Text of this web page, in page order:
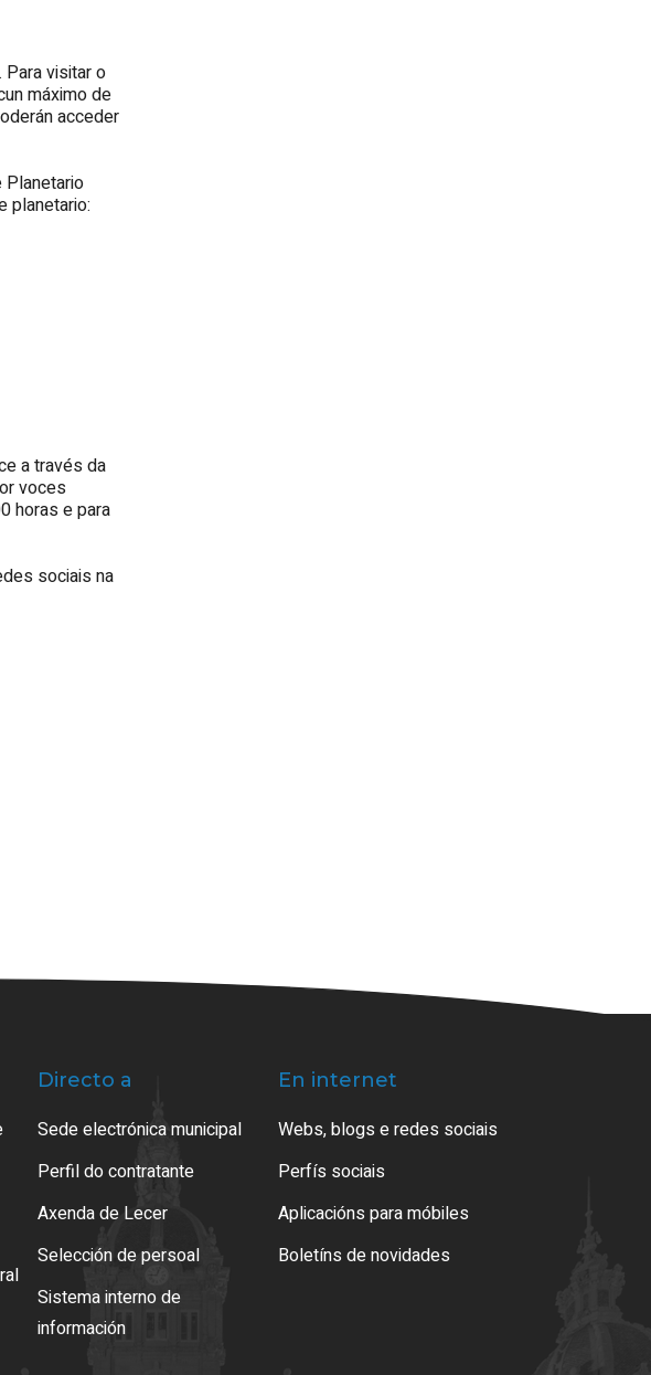
visitar o
máximo de
acceder
Planetario
planetario:
a través da
voces
horas e para
sociais na
Directo a
Sede electrónica municipal
Perfil do contratante
Axenda de Lecer
Selección de persoal
Sistema interno de
información
En internet
Webs, blogs e redes sociais
Perfís sociais
Aplicacións para móbiles
Boletíns de novidades